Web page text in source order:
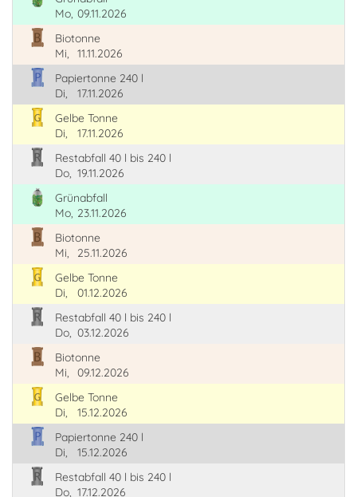
Mo, 09.11.2026
Biotonne
Mi,
11.11.2026
Papiertonne 240 l
Di,
17.11.2026
Gelbe Tonne
Di,
17.11.2026
Restabfall 40 l bis 240 l
Do, 19.11.2026
Grünabfall
Mo, 23.11.2026
Biotonne
Mi,
25.11.2026
Gelbe Tonne
Di,
01.12.2026
Restabfall 40 l bis 240 l
Do, 03.12.2026
Biotonne
Mi,
09.12.2026
Gelbe Tonne
Di,
15.12.2026
Papiertonne 240 l
Di,
15.12.2026
Restabfall 40 l bis 240 l
Do, 17.12.2026